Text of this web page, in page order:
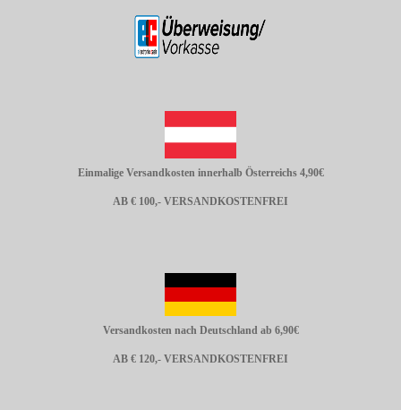
Einmalige Versandkosten innerhalb Österreichs 4,90€
AB € 100,- VERSANDKOSTENFREI
Versandkosten nach Deutschland ab 6,90€
AB € 120,- VERSANDKOSTENFREI